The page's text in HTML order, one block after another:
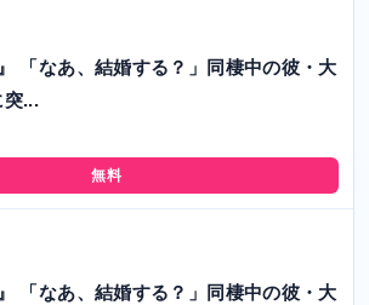
「なあ、結婚する？」同棲中の彼・大
突...
無料
「なあ、結婚する？」同棲中の彼・大